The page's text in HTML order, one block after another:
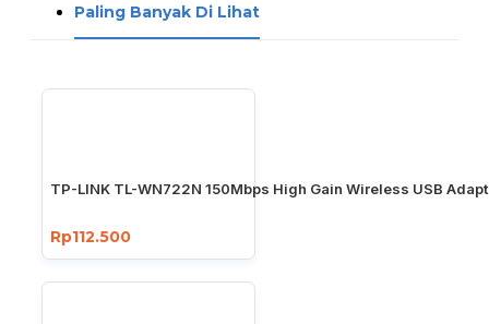
Paling Banyak Di Lihat
TP-LINK TL-WN722N 150Mbps High Gain Wireless USB
Rp112.500